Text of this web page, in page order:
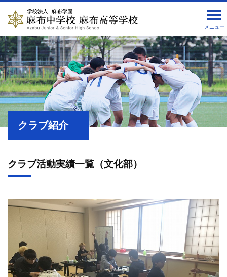
メニュー
クラブ紹介
クラブ活動実績一覧（文化部）